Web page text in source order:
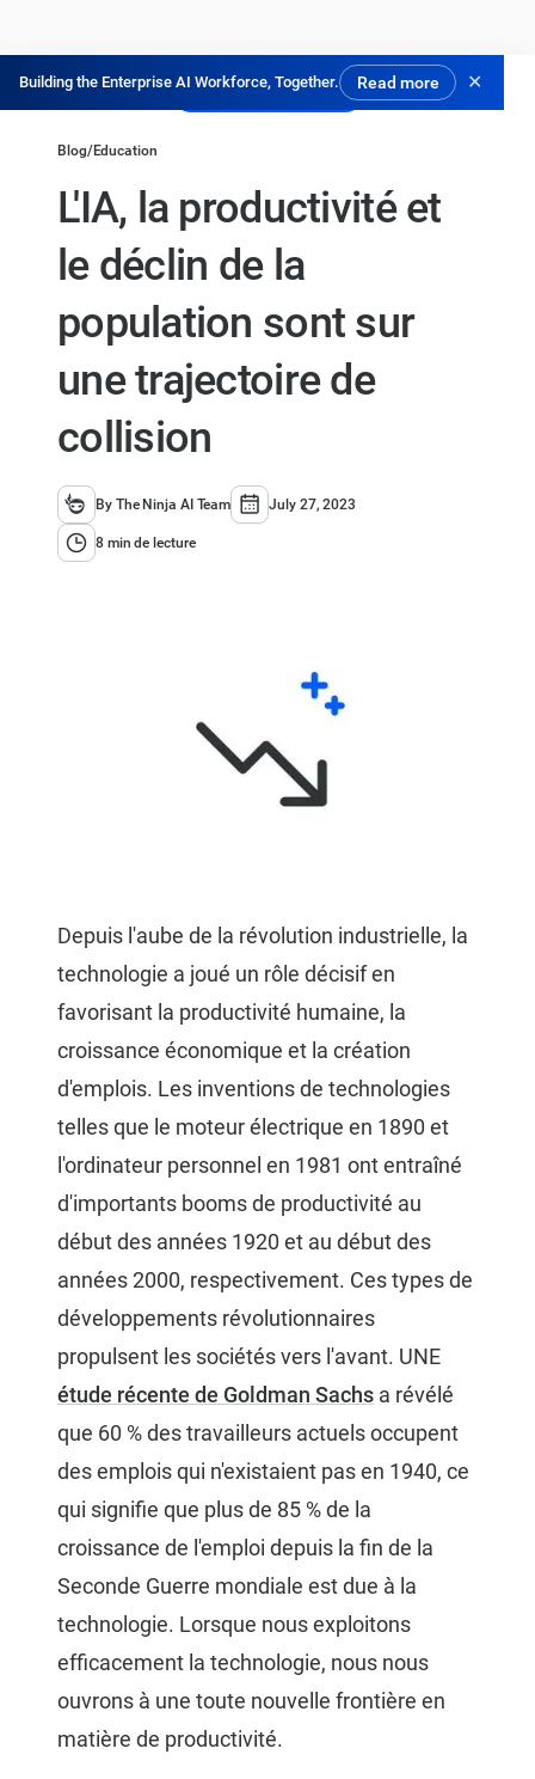
Building the Enterprise AI Workforce, Together. Read more ✕
Essayer gratuitement
Blog/Education
L'IA, la productivité et
le déclin de la
population sont sur
une trajectoire de
collision
By The Ninja AI Team July 27, 2023
8 min de lecture
Depuis l'aube de la révolution industrielle, la
technologie a joué un rôle décisif en
favorisant la productivité humaine, la
croissance économique et la création
d'emplois. Les inventions de technologies
telles que le moteur électrique en 1890 et
l'ordinateur personnel en 1981 ont entraîné
d'importants booms de productivité au
début des années 1920 et au début des
années 2000, respectivement. Ces types de
développements révolutionnaires
propulsent les sociétés vers l'avant. UNE
étude récente de Goldman Sachs a révélé
que 60 % des travailleurs actuels occupent
des emplois qui n'existaient pas en 1940, ce
qui signifie que plus de 85 % de la
croissance de l'emploi depuis la fin de la
Seconde Guerre mondiale est due à la
technologie. Lorsque nous exploitons
efficacement la technologie, nous nous
ouvrons à une toute nouvelle frontière en
matière de productivité.